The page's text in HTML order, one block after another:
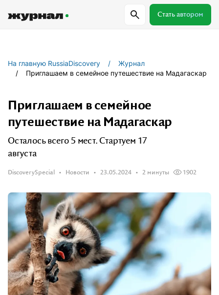
Стать автором
Журнал RussiaDiscovery
Пишем о России, чтобы родная земля
Авторы Скоро
Сотрудничаем с мастерами слова,
влюбленными в путешествия.
На главную RussiaDiscovery
Журнал
Приглашаем в семейное путешествие на Мадагаскар
Приглашаем в семейное
путешествие на Мадагаскар
Осталось всего 5 мест. Стартуем 17
августа
DiscoverySpecial Новости 23.05.2024 2 минуты 1902